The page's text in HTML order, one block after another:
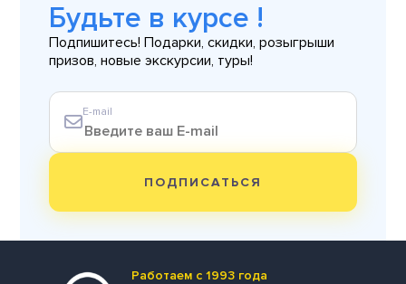
Будьте в курсе !
Подпишитесь! Подарки, скидки, розыгрыши
призов, новые экскурсии, туры!
E-mail
ПОДПИСАТЬСЯ
Работаем с 1993 года